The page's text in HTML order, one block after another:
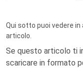
Qui sotto puoi vedere
articolo.
Se questo articolo ti
scaricare in formato